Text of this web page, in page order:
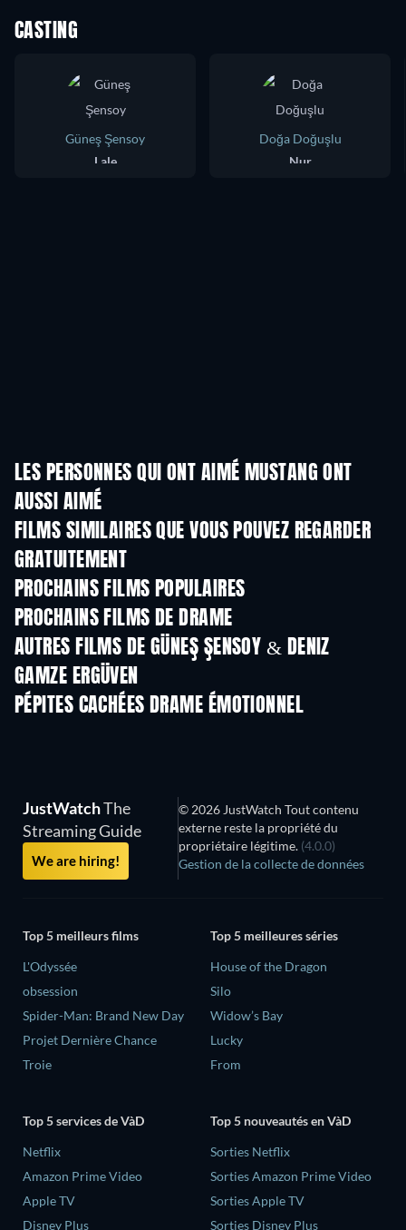
CASTING
Güneş Şensoy
Lale
Doğa Doğuşlu
Nur
LES PERSONNES QUI ONT AIMÉ MUSTANG ONT
AUSSI AIMÉ
FILMS SIMILAIRES QUE VOUS POUVEZ REGARDER
GRATUITEMENT
PROCHAINS FILMS POPULAIRES
PROCHAINS FILMS DE DRAME
AUTRES FILMS DE GÜNEŞ ŞENSOY & DENIZ
GAMZE ERGÜVEN
PÉPITES CACHÉES DRAME ÉMOTIONNEL
Série
JustWatchThe
Streaming Guide
We are hiring!
© 2026 JustWatch Tout contenu
externe reste la propriété du
propriétaire légitime. (4.0.0)
Gestion de la collecte de données
Top 5 meilleurs films
L'Odyssée
obsession
Spider-Man: Brand New Day
Projet Dernière Chance
Troie
Top 5 meilleures séries
House of the Dragon
Silo
Widow’s Bay
Lucky
From
Top 5 services de VàD
Netflix
Amazon Prime Video
Apple TV
Disney Plus
Top 5 nouveautés en VàD
Sorties Netflix
Sorties Amazon Prime Video
Sorties Apple TV
Sorties Disney Plus